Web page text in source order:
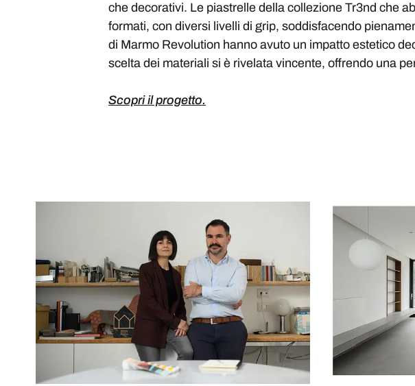
che decorativi. Le piastrelle della collezione Tr3nd che
formati, con diversi livelli di grip, soddisfacendo
di Marmo Revolution hanno avuto un impatto estetico
scelta dei materiali si è rivelata vincente, offrendo una
Scopri il progetto.